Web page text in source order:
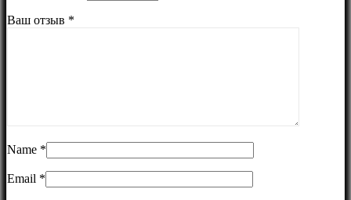
Ваш отзыв *
Name *
Email *